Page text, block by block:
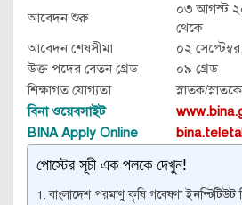
আবেদন শুরু
০৩ আগস্ট
থেকে
আবেদন শেষসীমা
০২
উক্ত পদের বেতন গ্রেড
০৯ গ্রেড
শিক্ষাগত যোগ্যতা
স্নাতক/
বিনা ওয়েবসাইট
BINA Apply Online
পোস্টের সূচী এক পলকে দেখুন!
বাংলাদেশ পরমাণু কৃষি গবেষণা ইনস্টিটিউট